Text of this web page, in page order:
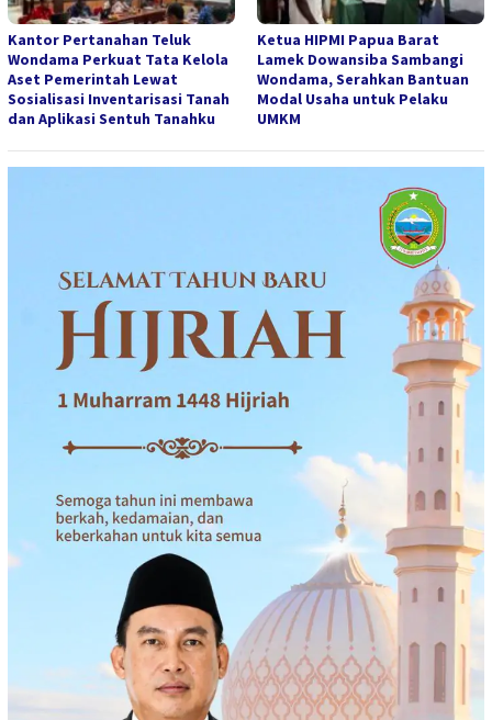
Kantor Pertanahan Teluk
Wondama Perkuat Tata Kelola
Aset Pemerintah Lewat
Sosialisasi Inventarisasi Tanah
dan Aplikasi Sentuh Tanahku
Ketua HIPMI Papua Barat
Lamek Dowansiba Sambangi
Wondama, Serahkan Bantuan
Modal Usaha untuk Pelaku
UMKM